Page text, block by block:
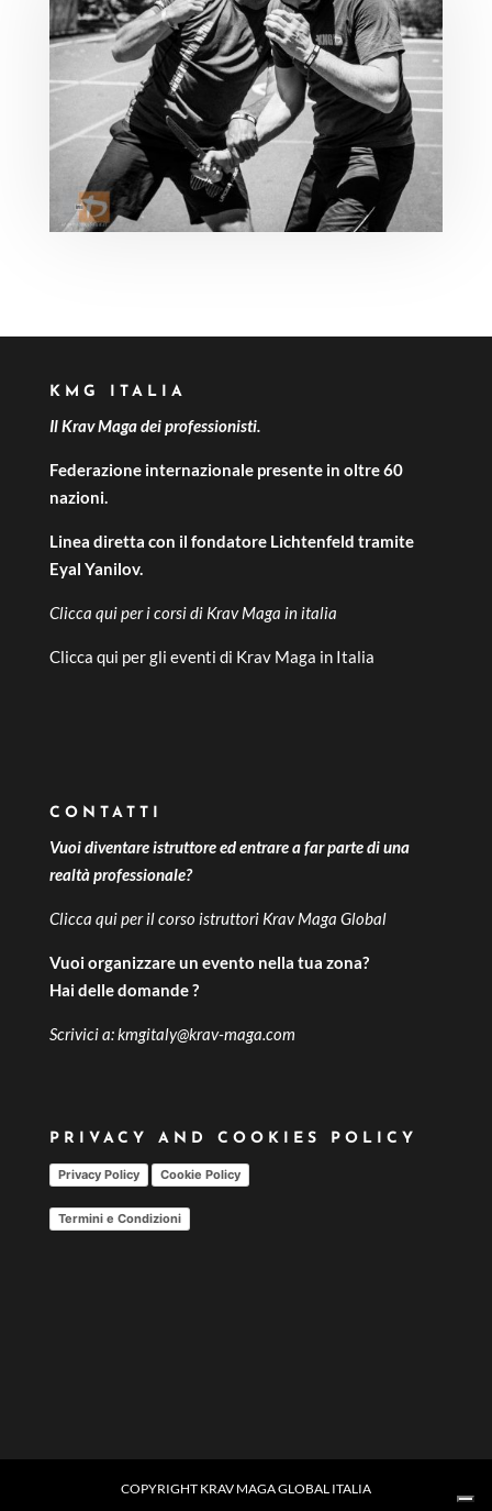
KMG ITALIA
Il Krav Maga dei professionisti.
Federazione internazionale presente in oltre 60
nazioni.
Linea diretta con il fondatore Lichtenfeld tramite
Eyal Yanilov.
Clicca qui per icorsi di Krav Maga in italia
Clicca qui per gli eventi di Krav Maga in Italia
CONTATTI
Vuoi diventare istruttore ed entrare a far parte di una
realtà professionale?
Clicca qui per ilcorso istruttori Krav Maga Global
Vuoi organizzare un evento nella tua zona?
Hai delle domande ?
Scrivici a:kmgitaly@krav-maga.com
PRIVACY AND COOKIES POLICY
Privacy Policy Cookie Policy
Termini e Condizioni
COPYRIGHT KRAV MAGA GLOBAL ITALIA